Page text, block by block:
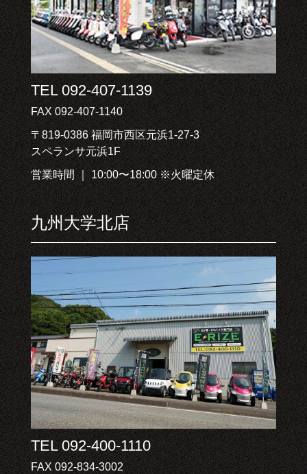
TEL 092-407-1139
FAX 092-407-1140
〒819-0386 福岡市西区元浜1-27-3
スペランサ元浜1F
営業時間 ｜ 10:00〜18:00 ※火曜定休
九州大学北店
TEL 092-400-1110
FAX 092-834-3002